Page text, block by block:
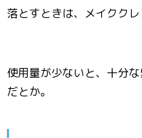
落とすときは、メイクク
使用量が少ないと、十分
だとか。